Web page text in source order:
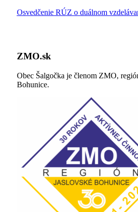
Osvedčenie RÚZ o duálnom
ZMO.sk
Obec Šalgočka je členom ZMO,
Bohunice.